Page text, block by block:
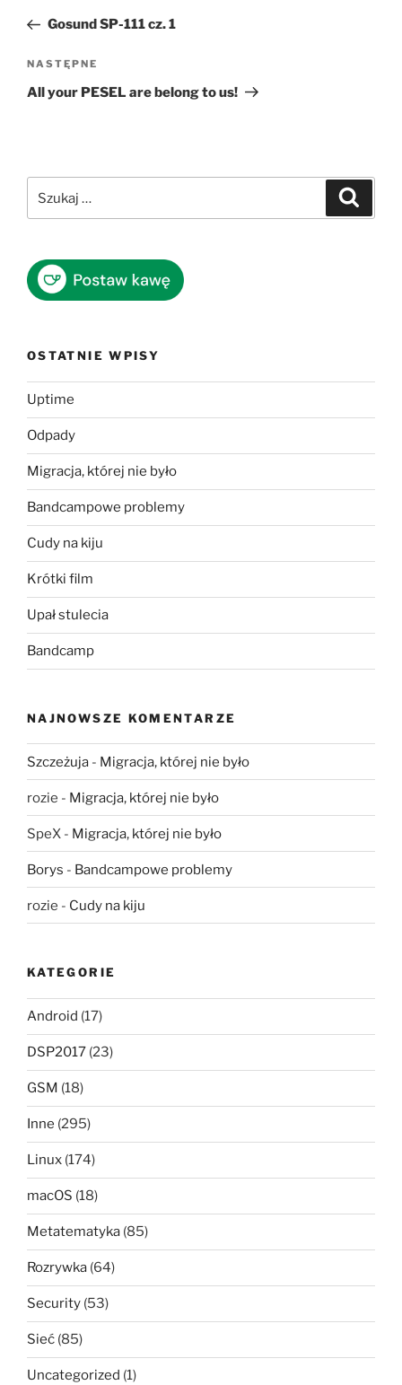
wpisGosund SP-111 cz. 1
Następny
wpis
NASTĘPNE
All your PESEL are belong to us!
OSTATNIE WPISY
Uptime
Odpady
Migracja, której nie było
Bandcampowe problemy
Cudy na kiju
Krótki film
Upał stulecia
Bandcamp
NAJNOWSZE KOMENTARZE
Szczeżuja - Migracja, której nie było
rozie - Migracja, której nie było
SpeX - Migracja, której nie było
Borys - Bandcampowe problemy
rozie - Cudy na kiju
KATEGORIE
Android (17)
DSP2017 (23)
GSM (18)
Inne (295)
Linux (174)
macOS (18)
Metatematyka (85)
Rozrywka (64)
Security (53)
Sieć (85)
Uncategorized (1)